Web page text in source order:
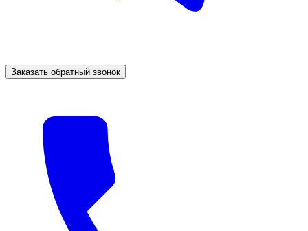
Заказать обратный звонок